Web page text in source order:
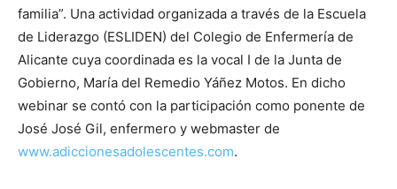
familia”. Una actividad organizada a través de la Escuela
de Liderazgo (ESLIDEN) del Colegio de Enfermería de
Alicante cuya coordinada es la vocal I de la Junta de
Gobierno, María del Remedio Yáñez Motos. En dicho
webinar se contó con la participación como ponente de
José José Gil, enfermero y webmaster de
www.adiccionesadolescentes.com.